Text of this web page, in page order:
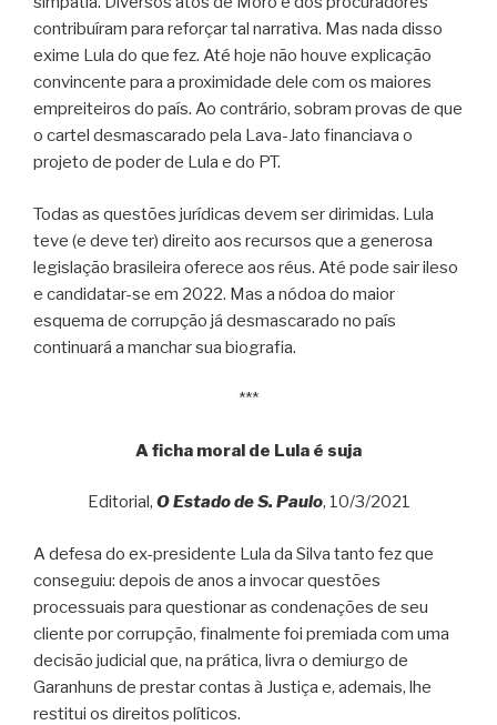
contribuíram para reforçar tal narrativa. Mas nada disso
exime Lula do que fez. Até hoje não houve explicação
convincente para a proximidade dele com os maiores
empreiteiros do país. Ao contrário, sobram provas de que
o cartel desmascarado pela Lava-Jato financiava o
projeto de poder de Lula e do PT.
Todas as questões jurídicas devem ser dirimidas. Lula
teve (e deve ter) direito aos recursos que a generosa
legislação brasileira oferece aos réus. Até pode sair ileso
e candidatar-se em 2022. Mas a nódoa do maior
esquema de corrupção já desmascarado no país
continuará a manchar sua biografia.
***
A ficha moral de Lula é suja
Editorial, O Estado de S. Paulo, 10/3/2021
A defesa do ex-presidente Lula da Silva tanto fez que
conseguiu: depois de anos a invocar questões
processuais para questionar as condenações de seu
cliente por corrupção, finalmente foi premiada com uma
decisão judicial que, na prática, livra o demiurgo de
Garanhuns de prestar contas à Justiça e, ademais, lhe
restitui os direitos políticos.